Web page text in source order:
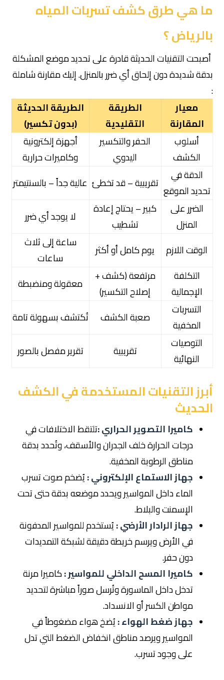
ما هي طرق كشف تسربات المياه
بالرياض ؟
أصبحت التقنيات الحديثة قادرة على تحديد موضع المشكلة
بدقة شديدة دون إلحاق أي ضرر بالمنزل. إليك مقارنة شاملة
:
معيار
المقارنة
الطريقة
التقليدية
الطريقة الحديثة
(بدون تكسير)
أسلوب
الكشف
الحفر والتكسير
اليدوي
أجهزة إلكترونية
وكاميرات حرارية
الدقة في
تحديد الموقع تقريبية – قد تخطئ عالية جداً – بالسنتيمتر
الضرر على
المنزل
كبير – يحتاج إعادة
تشطيب
لا يوجد أي ضرر
الوقت اللازم يوم كامل أو أكثر
ساعة إلى ثلاث
ساعات
التكلفة
الإجمالية
مرتفعة (كشف +
إصلاح التكسير)
معقولة ومنضبطة
التسربات
المخفية
صعبة الكشف
تُكتشف بسهولة تامة
التوصيات
النهائية
تقريبية تقرير مفصل بالصور
أبرز التقنيات المستخدمة في الكشف
الحديث
كاميرا التصوير الحراري :تلتقط الاختلافات في
درجات الحرارة خلف الجدران والأسقف، وتُحدد بدقة
مناطق الرطوبة المخفية.
جهاز الاستماع الإلكتروني :يُضخم صوت تسرب
الماء داخل المواسير ويحدد موضعه بدقة حتى تحت
الإسمنت والبلاط.
جهاز الرادار الأرضي :يُستخدم للمواسير المدفونة
في الأرض ويرسم خريطة دقيقة لشبكة التمديدات
دون حفر.
كاميرا المسح الداخلي للمواسير :كاميرا مرنة
تدخل داخل الماسورة وتُرسل صوراً مباشرة لتحديد
مواطن الكسر أو الانسداد.
جهاز ضغط الهواء :يُضخ هواء مضغوطاً في
المواسير ويرصد مناطق انخفاض الضغط التي تدل
على وجود تسرب.